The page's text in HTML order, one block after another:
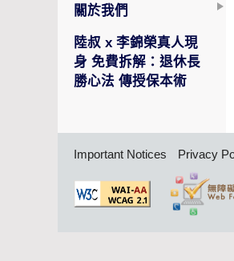
關於我們
陸叔 x 李錦榮真人現
身 免費拆解：退休長
勝心法 傳授保本術
Important Notices Privacy